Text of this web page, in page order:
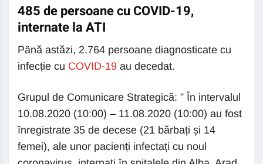
485 de persoane cu COVID-19,
internate la ATI
Până astăzi, 2.764 persoane diagnosticate cu
infecție cu COVID-19 au decedat.
Grupul de Comunicare Strategică: ” În intervalul
10.08.2020 (10:00) – 11.08.2020 (10:00) au fost
înregistrate 35 de decese (21 bărbați și 14
femei), ale unor pacienți infectați cu noul